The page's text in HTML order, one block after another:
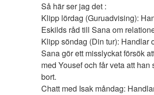
Så här ser jag det :
Klipp lördag (Guruadvising):
Eskilds råd till Sana om
Klipp söndag (Din tur): Handlar
Sana gör ett misslyckat försök
med Yousef och får veta att han
bort.
Chatt med Isak måndag: